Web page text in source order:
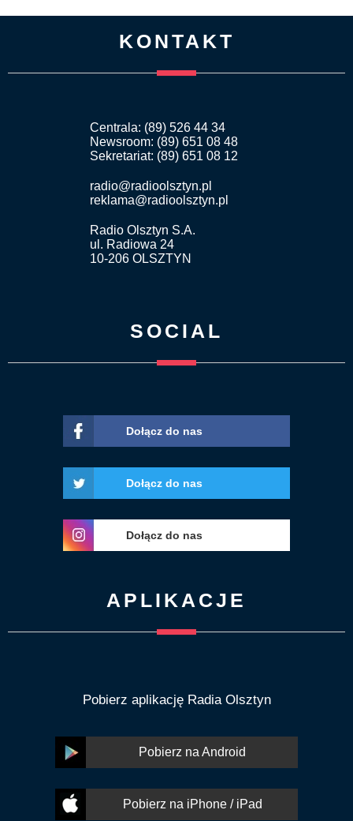
KONTAKT
Centrala: (89) 526 44 34
Newsroom: (89) 651 08 48
Sekretariat: (89) 651 08 12
radio@radioolsztyn.pl
reklama@radioolsztyn.pl
Radio Olsztyn S.A.
ul. Radiowa 24
10-206 OLSZTYN
SOCIAL
Dołącz do nas
Dołącz do nas
Dołącz do nas
APLIKACJE
Pobierz aplikację Radia Olsztyn
Pobierz na Android
Pobierz na iPhone / iPad